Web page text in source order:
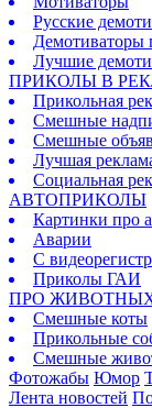
Русские
Демотиваторы
Лучшие
ПРИКОЛЫ В
Прикольная
Смешные
Смешные
Лучшая
Социальная
АВТОПРИКОЛЫ
Картинки про
Аварии
С
Приколы ГАИ
ПРО
Смешные коты
Прикольные
Смешные
Фотожабы Юмор
Лента новостей